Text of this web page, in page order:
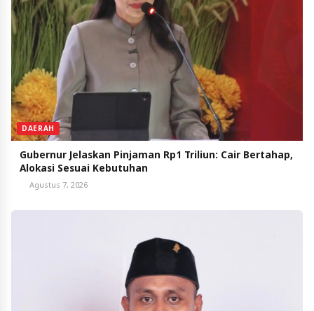
DAERAH
Gubernur Jelaskan Pinjaman Rp1 Triliun: Cair Bertahap,
Alokasi Sesuai Kebutuhan
Agustus 7, 2026